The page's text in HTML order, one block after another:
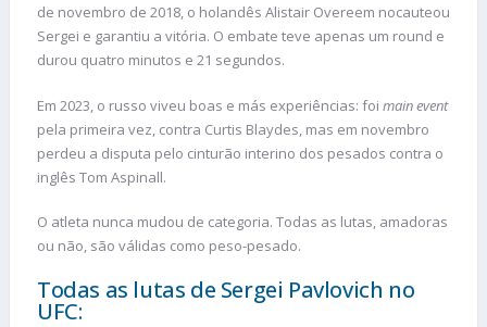
de novembro de 2018, o holandês Alistair Overeem nocauteou
Sergei e garantiu a vitória. O embate teve apenas um round e
durou quatro minutos e 21 segundos.
Em 2023, o russo viveu boas e más experiências: foi main event
pela primeira vez, contra Curtis Blaydes, mas em novembro
perdeu a disputa pelo cinturão interino dos pesados contra o
inglês Tom Aspinall.
O atleta nunca mudou de categoria. Todas as lutas, amadoras
ou não, são válidas como peso-pesado.
Todas as lutas de Sergei Pavlovich no
UFC: